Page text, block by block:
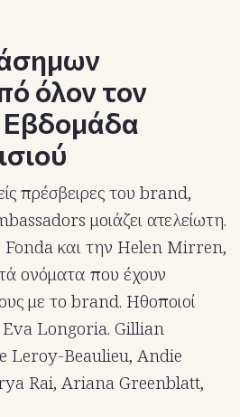
όλον τον
πρέσβειρες του brand,
μοιάζει ατελείωτη.
και την Helen Mirren,
ονόματα που έχουν
με το brand. Ηθοποιοί
Longoria. Gillian
Leroy-Beaulieu, Andie
Rai, Ariana Greenblatt,